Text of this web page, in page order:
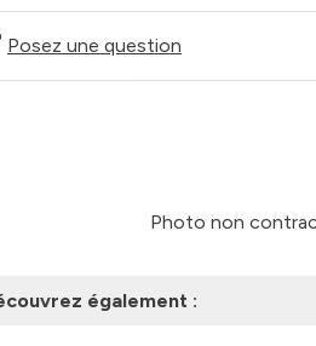
Posez une question
Photo non
également :